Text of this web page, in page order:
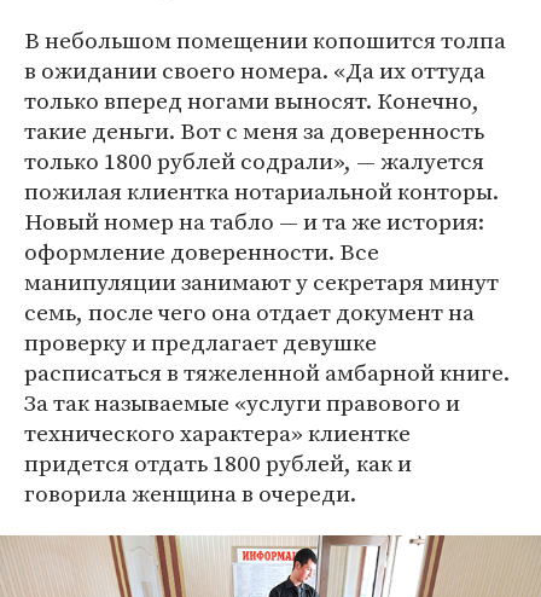
В небольшом помещении копошится толпа
в ожидании своего номера. «Да их оттуда
только вперед ногами выносят. Конечно,
такие деньги. Вот с меня за доверенность
только 1800 рублей содрали», — жалуется
пожилая клиентка нотариальной конторы.
Новый номер на табло — и та же история:
оформление доверенности. Все
манипуляции занимают у секретаря минут
семь, после чего она отдает документ на
проверку и предлагает девушке
расписаться в тяжеленной амбарной книге.
За так называемые «услуги правового и
технического характера» клиентке
придется отдать 1800 рублей, как и
говорила женщина в очереди.